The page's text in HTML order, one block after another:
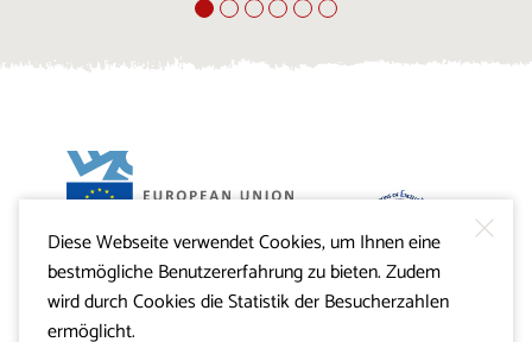
Projekt Visitkras. Die Investition wird von der Republik
Slowenien und von der Europäischen Union aus dem
Europäischen Fonds für regionale Entwicklung
mitfinanziert.
Diese Webseite verwendet Cookies, um Ihnen eine
bestmögliche Benutzererfahrung zu bieten. Zudem
wird durch Cookies die Statistik der Besucherzahlen
ermöglicht.